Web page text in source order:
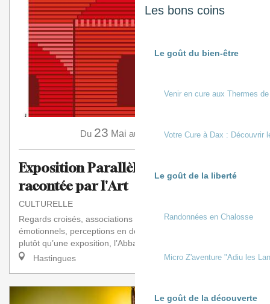
Les bons coins
Le goût du bien-être
Venir en cure aux Thermes
Votre Cure à Dax : Découvrir
Le goût de la liberté
Randonnées en Chalosse
Micro Z'aventure "Adiu les
Le goût de la découverte
Du 23 Mai au Octobre
Exposition Parallèle(s). Arthous
racontée par l'Art
CULTURELLE
Regards croisés, associations inattendues, carambolages
émotionnels, perceptions en décalage ou en résonance :
plutôt qu’une exposition, l’Abbaye d’Ar...
Hastingues